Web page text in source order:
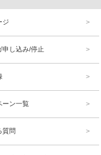
ジ
申し込み/停止
ーン一覧
質問